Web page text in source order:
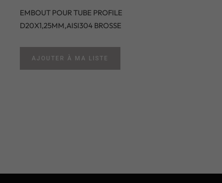
EMBOUT POUR TUBE PROFILE
D20X1,25MM,AISI304 BROSSE
AJOUTER À MA LISTE